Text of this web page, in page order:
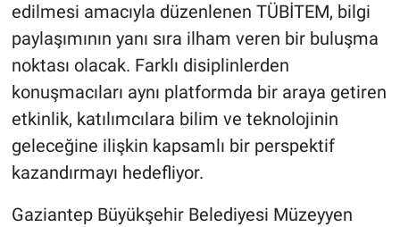
edilmesi amacıyla düzenlenen TÜBİTEM, bilgi
paylaşımının yanı sıra ilham veren bir buluşma
noktası olacak. Farklı disiplinlerden
konuşmacıları aynı platformda bir araya getiren
etkinlik, katılımcılara bilim ve teknolojinin
geleceğine ilişkin kapsamlı bir perspektif
kazandırmayı hedefliyor.
Gaziantep Büyükşehir Belediyesi Müzeyyen